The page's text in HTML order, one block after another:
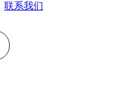
联系我们